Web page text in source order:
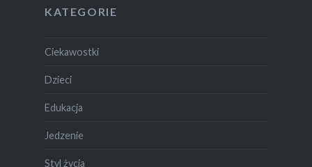
KATEGORIE
Ciekawostki
Dzieci
Edukacja
Jedzenie
Styl życia